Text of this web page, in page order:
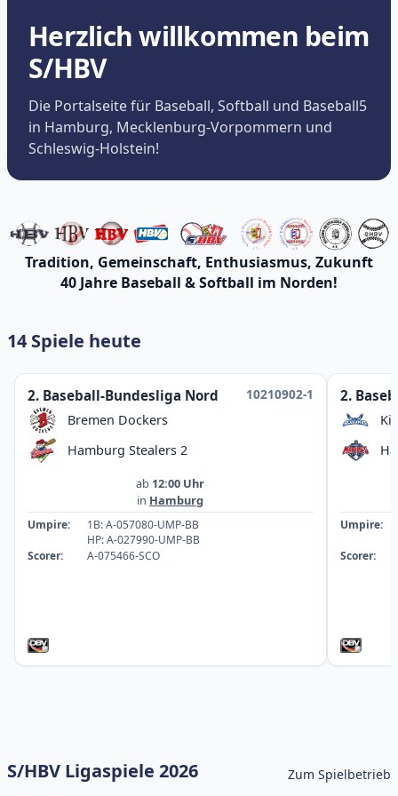
Herzlich willkommen beim
S/HBV
Die Portalseite für Baseball, Softball und Baseball5
in Hamburg, Mecklenburg-Vorpommern und
Schleswig-Holstein!
Tradition, Gemeinschaft, Enthusiasmus, Zukunft
40 Jahre Baseball & Softball im Norden!
14 Spiele heute
2. Baseball-Bundesliga Nord
10210902-1
Bremen Dockers
Hamburg Stealers 2
ab 12:00 Uhr
in Hamburg
Umpire:
1B: A-057080-UMP-BB
HP: A-027990-UMP-BB
Scorer:
A-075466-SCO
2.
Umpire:
Scorer:
S/HBV Ligaspiele 2026 Zum Spielbetrieb